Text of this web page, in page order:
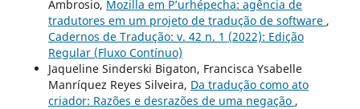
Ambrosio, Mozilla em P’urhépecha: agência de
tradutores em um projeto de tradução de software ,
Cadernos de Tradução: v. 42 n. 1 (2022): Edição
Regular (Fluxo Contínuo)
Jaqueline Sinderski Bigaton, Francisca Ysabelle
Manríquez Reyes Silveira, Da tradução como ato
criador: Razões e desrazões de uma negação ,